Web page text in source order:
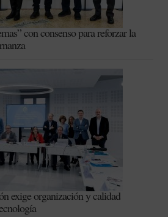
con consenso para reforzar la
exige organización y calidad